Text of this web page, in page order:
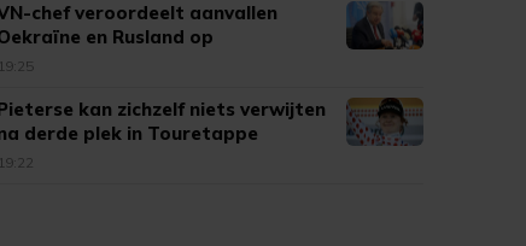
chef veroordeelt aanvallen
en Rusland op
burgerdoelen
19:25
kan zichzelf niets verwijten
derde plek in Touretappe
19:22